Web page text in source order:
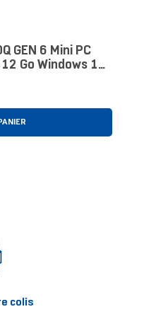
GEN 6 Mini PC
Go Windows 11
colis